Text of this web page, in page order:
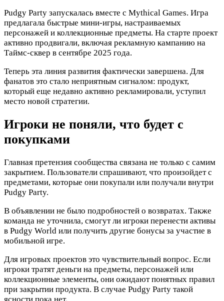
Pudgy Party запускалась вместе с Mythical Games. Игра
предлагала быстрые мини-игры, настраиваемых
персонажей и коллекционные предметы. На старте проект
активно продвигали, включая рекламную кампанию на
Таймс-сквер в сентябре 2025 года.
Теперь эта линия развития фактически завершена. Для
фанатов это стало неприятным сигналом: продукт,
который еще недавно активно рекламировали, уступил
место новой стратегии.
Игроки не поняли, что будет с
покупками
Главная претензия сообщества связана не только с самим
закрытием. Пользователи спрашивают, что произойдет с
предметами, которые они покупали или получали внутри
Pudgy Party.
В объявлении не было подробностей о возвратах. Также
команда не уточнила, смогут ли игроки перенести активы
в Pudgy World или получить другие бонусы за участие в
мобильной игре.
Для игровых проектов это чувствительный вопрос. Если
игроки тратят деньги на предметы, персонажей или
коллекционные элементы, они ожидают понятных правил
при закрытии продукта. В случае Pudgy Party такой